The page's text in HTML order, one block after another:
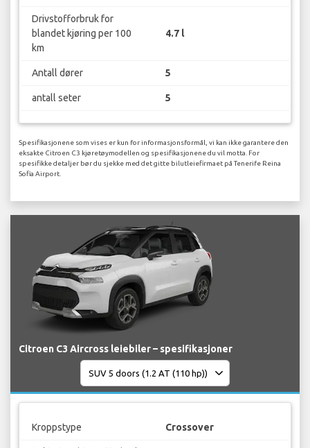
Drivstofforbruk for
blandet kjøring per 100
km
4.7 l
Antall dører 5
antall seter 5
Spesifikasjonene som vises er kun for informasjonsformål, vi kan ikke garantere den
eksakte Citroen C3 kjøretøymodellen og spesifikasjonene du vil motta. For
spesifikke detaljer bør du sjekke med det gitte bilutleiefirmaet på Tenerife Reina
Sofia Airport.
Citroen C3 Aircross leiebiler – spesifikasjoner
Kroppstype Crossover